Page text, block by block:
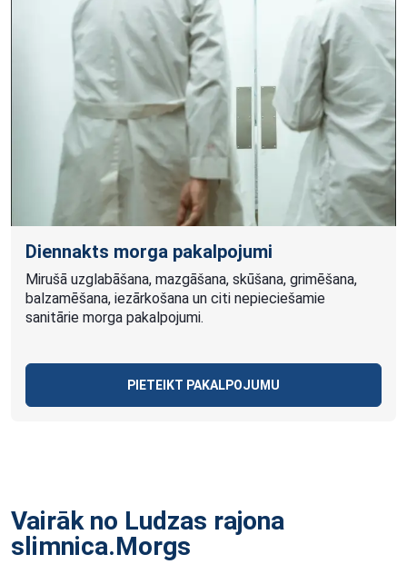
Diennakts morga pakalpojumi
Mirušā uzglabāšana, mazgāšana, skūšana, grimēšana,
balzamēšana, iezārkošana un citi nepieciešamie
sanitārie morga pakalpojumi.
PIETEIKT PAKALPOJUMU
Vairāk no Ludzas rajona
slimnica.Morgs